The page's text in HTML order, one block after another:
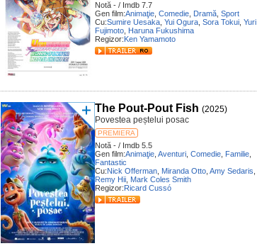
Notă - / Imdb 7.7
Gen film:Animaţie Comedie Dramă Sport
Cu:Sumire Uesaka Yui Ogura Sora Tokui Yuri
Fujimoto Haruna Fukushima
Regizor:Ken Yamamoto
The Pout-Pout Fish (2025)
Povestea peștelui posac
PREMIERA
Notă - / Imdb 5.5
Gen film:Animaţie Aventuri Comedie Familie
Fantastic
Cu:Nick Offerman Miranda Otto Amy Sedaris
Remy Hii Mark Coles Smith
Regizor:Ricard Cussó